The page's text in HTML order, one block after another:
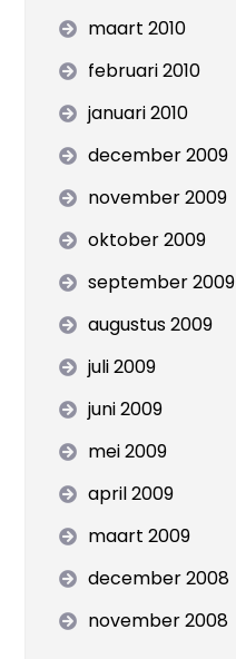
maart 2010
februari 2010
januari 2010
december 2009
november 2009
oktober 2009
september 2009
augustus 2009
juli 2009
juni 2009
mei 2009
april 2009
maart 2009
december 2008
november 2008